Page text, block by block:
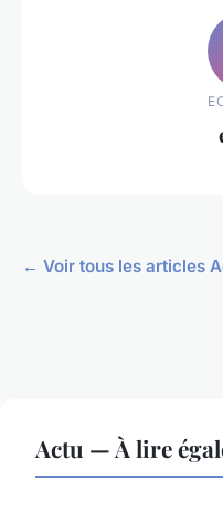
← Voir tous les articles
Actu — À lire